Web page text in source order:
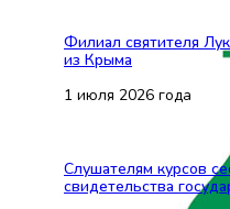
Филиал святителя
из Крыма
1 июля 2026 года
Слушателям курсов
свидетельства